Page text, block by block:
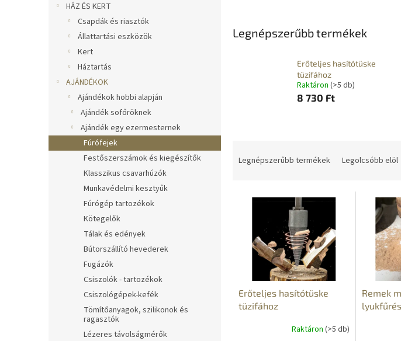
HÁZ ÉS KERT
Csapdák és riasztók
Állattartási eszközök
Kert
Háztartás
AJÁNDÉKOK
Ajándékok hobbi alapján
Ajándék sofőröknek
Ajándék egy ezermesternek
Fúrófejek
Festőszerszámok és kiegészítők
Klasszikus csavarhúzók
Munkavédelmi kesztyűk
Fúrógép tartozékok
Kötegelők
Tálak és edények
Bútorszállító hevederek
Fugázók
Csiszolók - tartozékok
Csiszológépek-kefék
Tömítőanyagok, szilikonok és
ragasztók
Lézeres távolságmérők
Legnépszerűbb termékek
Erőteljes hasítótüske
tüzifához
Raktáron (>5 db)
8 730 Ft
Legnépszerűbb termékek Legolcsóbb elöl
Erőteljes hasítótüske
tüzifához
Raktáron (>5 db)
Remek